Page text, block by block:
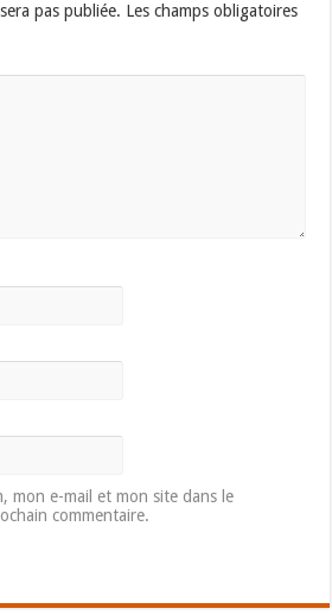
pas publiée. Les champs obligatoires
mon e-mail et mon site dans le
commentaire.